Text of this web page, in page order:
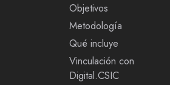
Objetivos
Metodología
Qué incluye
Vinculación con
Digital.CSIC